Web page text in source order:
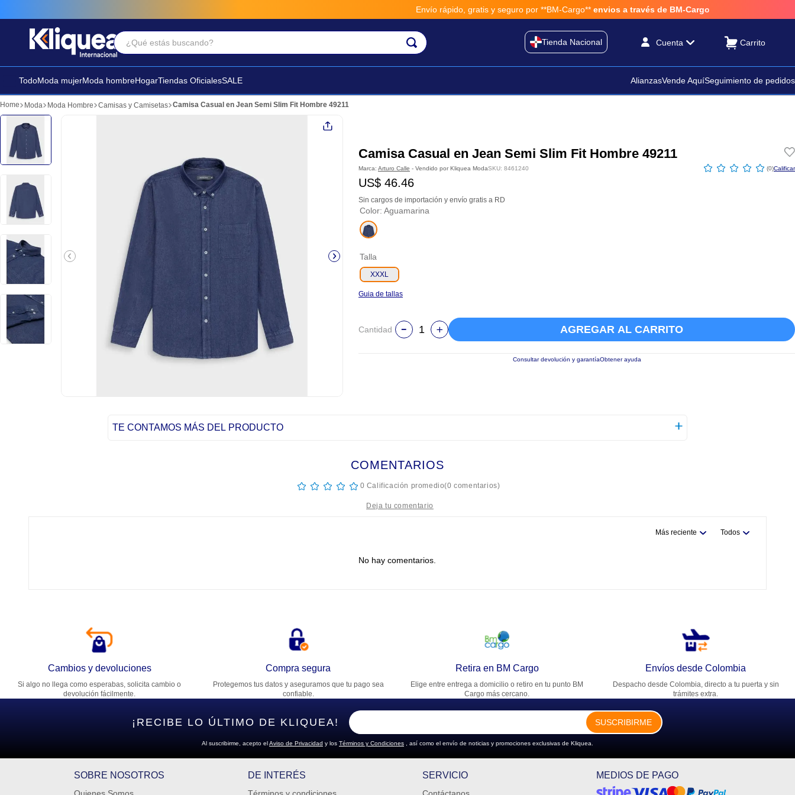
Envío rápido, gratis y seguro por **BM-Cargo** envios a través de BM-Cargo
¿Qué estás buscando?
Tienda Nacional Cuenta
TodoModa mujerModa hombreHogarTiendas OficialesSALE AlianzasVende AquíSeguimiento de pedidos
Moda Moda Hombre Camisas y Camisetas Camisa Casual en Jean Semi Slim Fit Hombre 49211
Camisa Casual en Jean Semi Slim Fit Hombre 49211
Marca: Arturo Calle - Vendido por Kliquea ModaSKU: 8461240 ☆ ☆ ☆ ☆ ☆ (0)
US$ 46.46
Sin cargos de importación y envío gratis a RD
Color: Aguamarina
Talla
XXXL
Guia de tallas
Cantidad AGREGAR AL CARRITO
Consultar devolución y garantíaObtener ayuda
TE CONTAMOS MÁS DEL PRODUCTO
COMENTARIOS
☆ ☆ ☆ ☆ ☆ 0 Calificación promedio(0 comentarios)
Dirección de email
Escribe un comentario
ENVIAR COMENTARIO
Más reciente Todos
No hay comentarios.
Cambios y devoluciones
Si algo no llega como esperabas, solicita cambio o
devolución fácilmente.
Compra segura
Protegemos tus datos y aseguramos que tu pago sea
confiable.
Retira en BM Cargo
Elige entre entrega a domicilio o retiro en tu punto BM
Cargo más cercano.
Envíos desde Colombia
Despacho desde Colombia, directo a tu puerta y sin
trámites extra.
¡RECIBE LO ÚLTIMO DE KLIQUEA! SUSCRIBIRME
Al suscribirme, acepto elAviso de Privacidad y los Términos y Condiciones , así como el envío de noticias y promociones exclusivas de Kliquea.
SOBRE NOSOTROS DE INTERÉS SERVICIO MEDIOS DE PAGO
Términos Más Buscados
2. faldas